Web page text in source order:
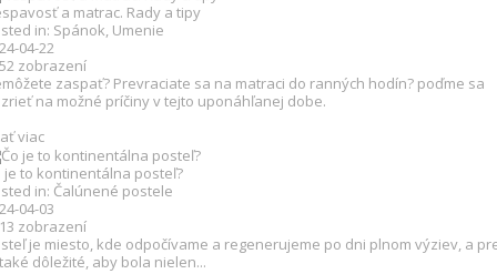
a matrac. Rady a tipy
in: Spánok Umenie
04-22
zobrazení
zaspať? Prevraciate sa na matraci do ranných hodín? poďme sa
na možné príčiny v tejto uponáhľanej dobe.
viac
je to kontinentálna posteľ?
in: Čalúnené postele
04-03
zobrazení
je miesto, kde odpočívame a regenerujeme po dni plnom výziev, a
dôležité, aby bola nielen...